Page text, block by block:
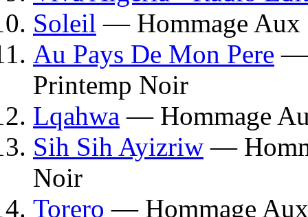
Soleil — Hommage Aux
Au Pays De Mon Pere —
Printemp Noir
Lqahwa — Hommage
Sih Sih Ayizriw —
Noir
Torero — Hommage